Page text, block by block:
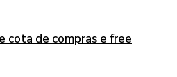
cota de compras e free